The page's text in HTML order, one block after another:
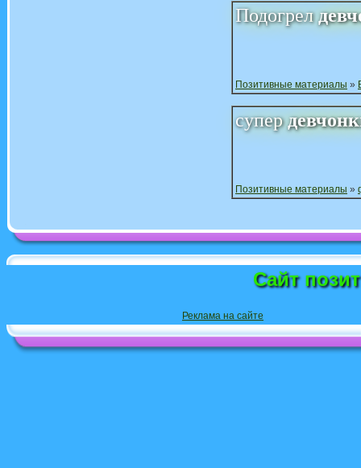
Подогрел
Позитивные материалы »
супер
Позитивные материалы »
Сайт
Реклама на сайте